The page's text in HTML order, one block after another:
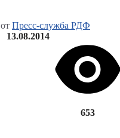
от Пресс-служба РДФ
13.08.2014
653